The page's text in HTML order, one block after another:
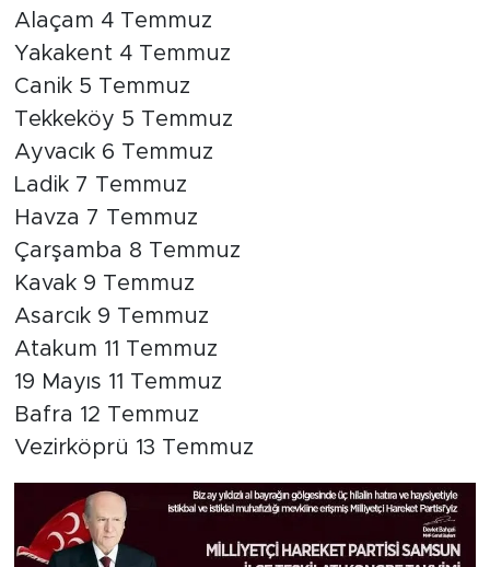
Alaçam 4 Temmuz
Yakakent 4 Temmuz
Canik 5 Temmuz
Tekkeköy 5 Temmuz
Ayvacık 6 Temmuz
Ladik 7 Temmuz
Havza 7 Temmuz
Çarşamba 8 Temmuz
Kavak 9 Temmuz
Asarcık 9 Temmuz
Atakum 11 Temmuz
19 Mayıs 11 Temmuz
Bafra 12 Temmuz
Vezirköprü 13 Temmuz